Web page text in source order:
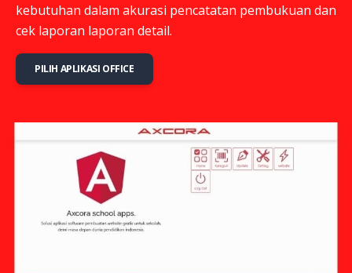
kebutuhan dalam akurasi pencatatan pembukuan dan
cek laporan laporan detail.
PILIH APLIKASI OFFICE